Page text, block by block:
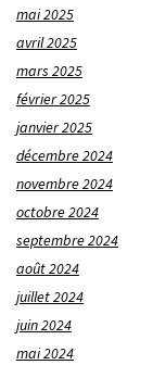
mai 2025
avril 2025
mars 2025
février 2025
janvier 2025
décembre 2024
novembre 2024
octobre 2024
septembre 2024
août 2024
juillet 2024
juin 2024
mai 2024